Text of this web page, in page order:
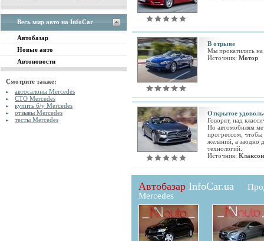
Весь мир авто на InfoCar
Автобазар
Новые авто
Автоновости
Смотрите также:
автосалоны Mercedes
СТО Mercedes
купить б/у Mercedes
отзывы Mercedes
тесты Mercedes
В отрыве
Мы прокатились
Источник: Мотор
Открытое
Говорят, над
Но автомобилям
прогрессом, чтобы
желаний, а заодно
технологий.
Источник: Клаксон
Автобазар InfoCar.ua
Mercedes